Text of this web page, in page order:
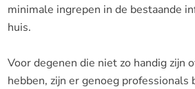
minimale ingrepen in de bestaande
huis.
Voor degenen die niet zo handig zijn
hebben, zijn er genoeg professionals